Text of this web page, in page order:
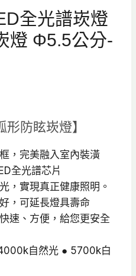
全光譜崁燈
燈 Φ5.5公分-
：
。
形防眩崁燈】
，完美融入室內裝潢
全光譜芯片
，實現真正健康照明。
，可延長燈具壽命
速、方便，給您更安全
自然光 ● 5700k白